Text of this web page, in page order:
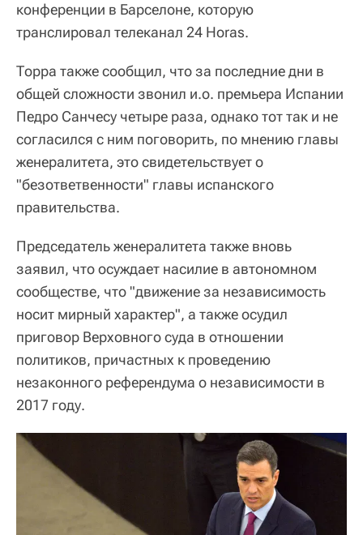
конференции в Барселоне, которую
транслировал телеканал 24 Horas.
Торра также сообщил, что за последние дни в
общей сложности звонил и.о. премьера Испании
Педро Санчесу четыре раза, однако тот так и не
согласился с ним поговорить, по мнению главы
женералитета, это свидетельствует о
"безответвенности" главы испанского
правительства.
Председатель женералитета также вновь
заявил, что осуждает насилие в автономном
сообществе, что "движение за независимость
носит мирный характер", а также осудил
приговор Верховного суда в отношении
политиков, причастных к проведению
незаконного референдума о независимости в
2017 году.